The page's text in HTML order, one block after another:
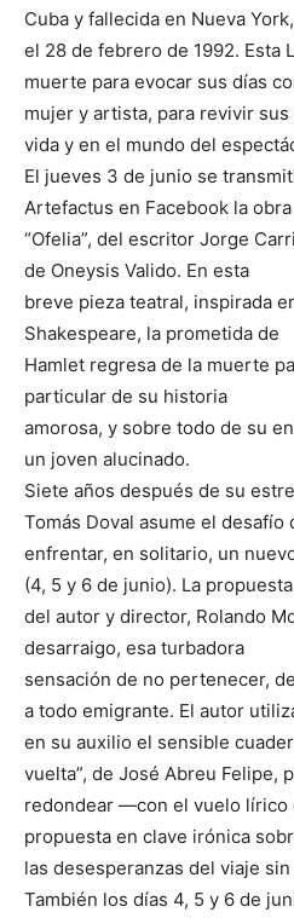
Cuba y fallecida en Nueva York,
el 28 de febrero de 1992. Esta
muerte para evocar sus días
mujer y artista, para revivir
vida y en el mundo del
El jueves 3 de junio se
Artefactus en Facebook la obra
“Ofelia”, del escritor Jorge
de Oneysis Valido. En esta
breve pieza teatral, inspirada
Shakespeare, la prometida de
Hamlet regresa de la muerte
particular de su historia
amorosa, y sobre todo de su
un joven alucinado.
Siete años después de su
Tomás Doval asume el desafío
enfrentar, en solitario, un
(4, 5 y 6 de junio). La propuesta
del autor y director, Rolando
desarraigo, esa turbadora
sensación de no pertenecer,
a todo emigrante. El autor
en su auxilio el sensible
vuelta”, de José Abreu Felipe,
redondear —con el vuelo
propuesta en clave irónica
las desesperanzas del viaje
También los días 4, 5 y 6 de